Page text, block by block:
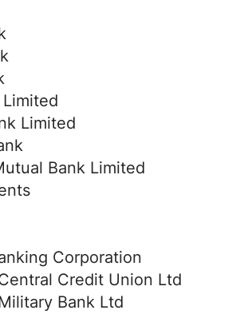
Limited
Limited
Bank Limited
Corporation
Credit Union Ltd
Bank Ltd